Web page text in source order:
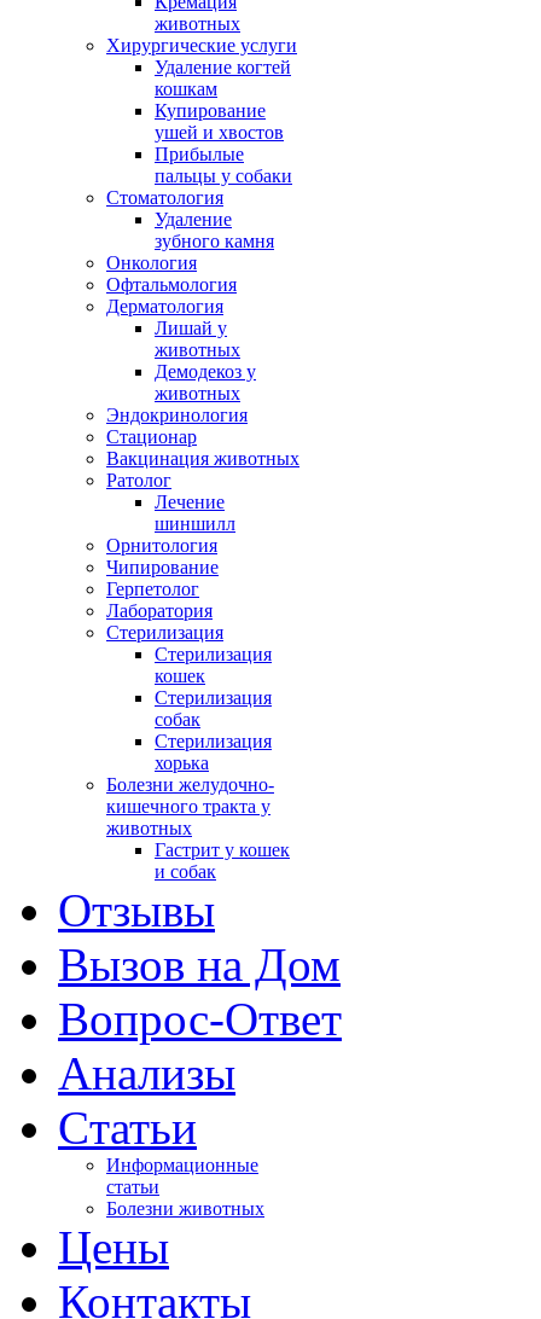
животных
Хирургические услуги
Удаление когтей
кошкам
Купирование
ушей и хвостов
Прибылые
пальцы у собаки
Стоматология
Удаление
зубного камня
Онкология
Офтальмология
Дерматология
Лишай у
животных
Демодекоз у
животных
Эндокринология
Стационар
Вакцинация животных
Ратолог
Лечение
шиншилл
Орнитология
Чипирование
Герпетолог
Лаборатория
Стерилизация
Стерилизация
кошек
Стерилизация
собак
Стерилизация
хорька
Болезни желудочно-
кишечного тракта у
животных
Гастрит у кошек
и собак
Отзывы
Вызов на Дом
Вопрос-Ответ
Анализы
Cтатьи
Информационные
статьи
Болезни животных
Цены
Контакты